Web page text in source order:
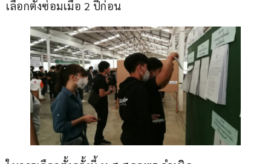
เลือกตั้งซ่อมเมื่อ 2 ปีก่อน